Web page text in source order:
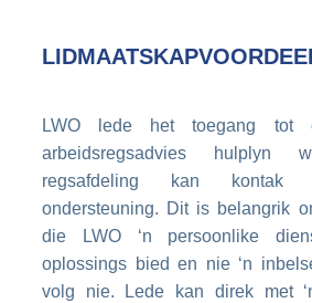
LWO lede het toegang tot
arbeidsregsadvies
regsafdeling kan kontak
ondersteuning. Dit is belangrik
die LWO ‘n persoonlike
oplossings bied en nie ‘n
volg nie. Lede kan direk met